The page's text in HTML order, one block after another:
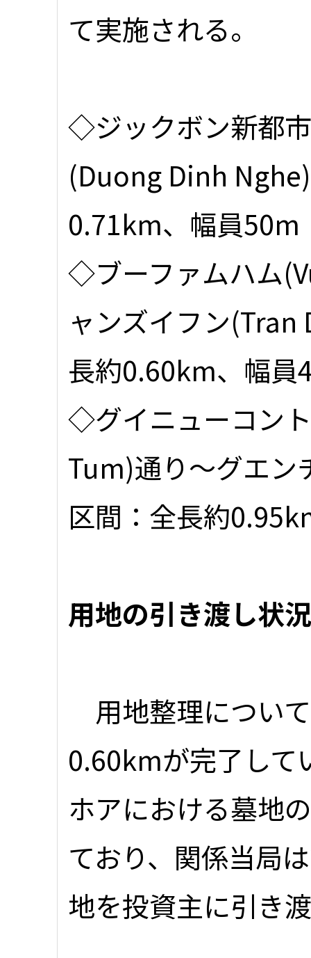
て実施される。
◇ジックボン新都
(Duong Dinh
0.71km、幅員50m
◇ブーファムハム
ャンズイフン
長約0.60km、幅員
◇グイニューコン
Tum)通り～グエン
区間：全長約
用地の引き渡し状
用地整理につい
0.60kmが完了して
ホアにおける墓地
ており、関係当局
地を投資主に引き